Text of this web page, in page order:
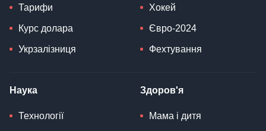
Тарифи
Курс долара
Укрзалізниця
Хокей
Євро-2024
Фехтування
Наука
Технології
Здоров'я
Мама і дитя